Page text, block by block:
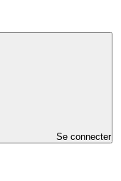
Se connecter